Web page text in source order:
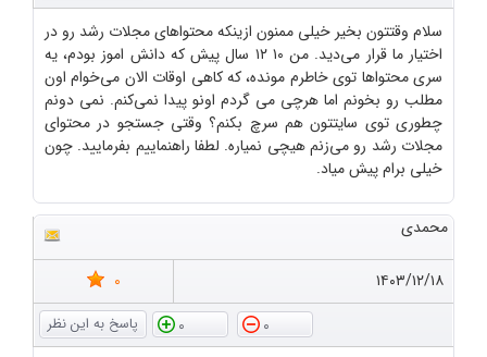
سلام وقتتون بخیر خیلی ممنون ازینکه محتواهای مجلات رشد رو در
اختیار ما قرار می‌دید. من ۱۰ ۱۲ سال پیش که دانش اموز بودم، یه
سری محتواها توی خاطرم مونده، که کاهی اوقات الان می‌خوام اون
مطلب رو بخونم اما هرچی می گردم اونو پیدا نمی‌کنم. نمی دونم
چطوری توی سایتتون هم سرچ بکنم؟ وقتی جستجو در محتوای
مجلات رشد رو می‌زنم هیچی نمیاره. لطفا راهنماییم بفرمایید. چون
خیلی برام پیش میاد.
محمدی
۱۴۰۳/۱۲/۱۸
0
0
0